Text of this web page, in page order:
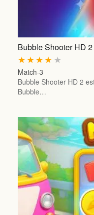
Bubble Shooter HD 2
★
★
★
★
★
Match-3
Bubble Shooter HD 2
Bubble…